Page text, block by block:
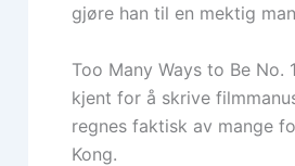
gjøre han til en mektig
Too Many Ways to Be
kjent for å skrive
regnes faktisk av mange
Kong.